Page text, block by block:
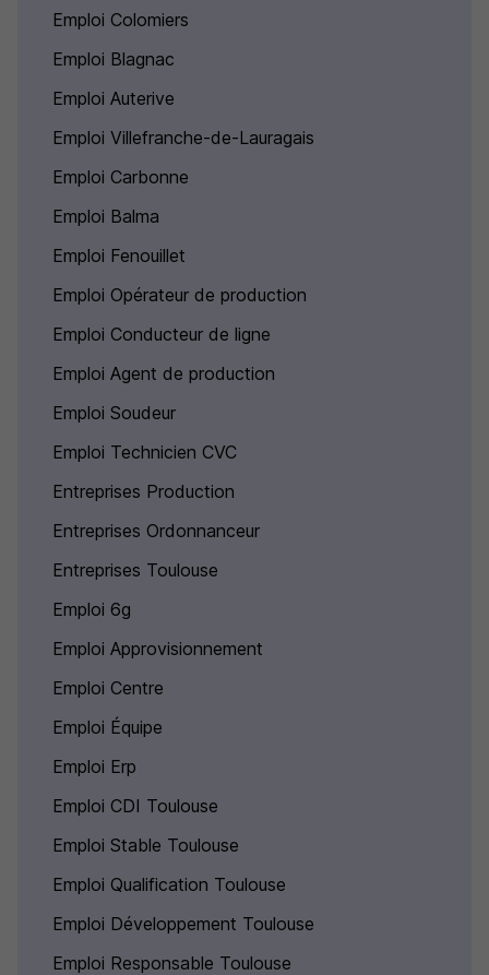
Emploi Colomiers
Emploi Blagnac
Emploi Auterive
Emploi Villefranche-de-Lauragais
Emploi Carbonne
Emploi Balma
Emploi Fenouillet
Emploi Opérateur de production
Emploi Conducteur de ligne
Emploi Agent de production
Emploi Soudeur
Emploi Technicien CVC
Entreprises Production
Entreprises Ordonnanceur
Entreprises Toulouse
Emploi 6g
Emploi Approvisionnement
Emploi Centre
Emploi Équipe
Emploi Erp
Emploi CDI Toulouse
Emploi Stable Toulouse
Emploi Qualification Toulouse
Emploi Développement Toulouse
Emploi Responsable Toulouse